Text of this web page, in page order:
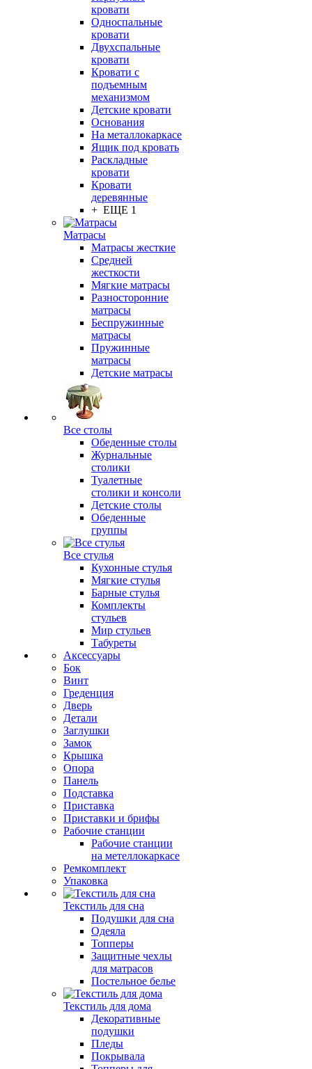
кровати
Односпальные
кровати
Двухспальные
кровати
Кровати с
подъемным
механизмом
Детские кровати
Основания
На металлокаркасе
Ящик под кровать
Раскладные
кровати
Кровати
деревянные
+ ЕЩЕ 1
Матрасы
Матрасы жесткие
Средней
жесткости
Мягкие матрасы
Разносторонние
матрасы
Беспружинные
матрасы
Пружинные
матрасы
Детские матрасы
Все столы
Обеденные столы
Журнальные
столики
Туалетные
столики и консоли
Детские столы
Обеденные
группы
Все стулья
Кухонные стулья
Мягкие стулья
Барные стулья
Комплекты
стульев
Мир стульев
Табуреты
Аксессуары
Бок
Винт
Греденция
Дверь
Детали
Заглушки
Замок
Крышка
Опора
Панель
Подставка
Приставка
Приставки и брифы
Рабочие станции
Рабочие станции
на метеллокаркасе
Ремкомплект
Упаковка
Текстиль для сна
Подушки для сна
Одеяла
Топперы
Защитные чехлы
для матрасов
Постельное белье
Текстиль для дома
Декоративные
подушки
Пледы
Покрывала